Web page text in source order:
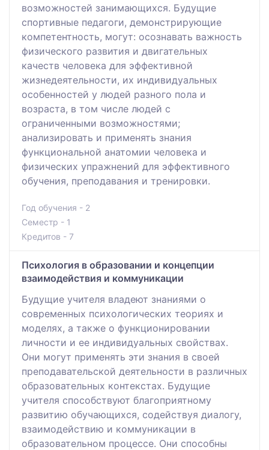
возможностей занимающихся. Будущие
спортивные педагоги, демонстрирующие
компетентность, могут: осознавать важность
физического развития и двигательных
качеств человека для эффективной
жизнедеятельности, их индивидуальных
особенностей у людей разного пола и
возраста, в том числе людей с
ограниченными возможностями;
анализировать и применять знания
функциональной анатомии человека и
физических упражнений для эффективного
обучения, преподавания и тренировки.
Год обучения - 2
Семестр - 1
Кредитов - 7
Психология в образовании и концепции
взаимодействия и коммуникации
Будущие учителя владеют знаниями о
современных психологических теориях и
моделях, а также о функционировании
личности и ее индивидуальных свойствах.
Они могут применять эти знания в своей
преподавательской деятельности в различных
образовательных контекстах. Будущие
учителя способствуют благоприятному
развитию обучающихся, содействуя диалогу,
взаимодействию и коммуникации в
образовательном процессе. Они способны